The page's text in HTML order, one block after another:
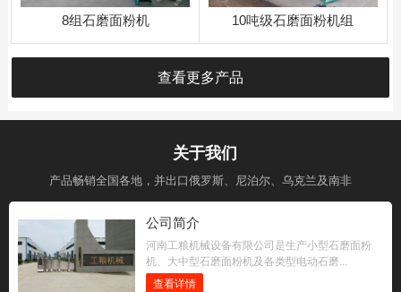
8组石磨面粉机 10吨级石磨面粉机组
查看更多产品
关于我们
产品畅销全国各地，并出口俄罗斯、尼泊尔、乌克兰及南非
公司简介
河南工粮机械设备有限公司是生产小型石磨面粉
机、大中型石磨面粉机及各类型电动石磨...
查看详情